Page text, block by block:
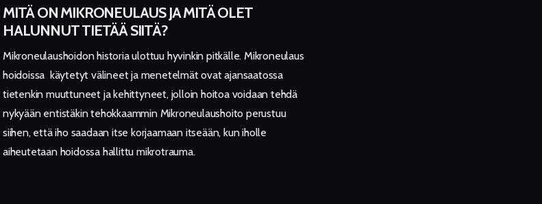
MITÄ ON MIKRONEULAUS JA MITÄ OLET
HALUNNUT TIETÄÄ SIITÄ?
Mikroneulaushoidon historia ulottuu hyvinkin pitkälle. Mikroneulaus
hoidoissa käytetyt välineet ja menetelmät ovat ajansaatossa
tietenkin muuttuneet ja kehittyneet, jolloin hoitoa voidaan tehdä
nykyään entistäkin tehokkaammin Mikroneulaushoito perustuu
siihen, että iho saadaan itse korjaamaan itseään, kun iholle
aiheutetaan hoidossa hallittu mikrotrauma.